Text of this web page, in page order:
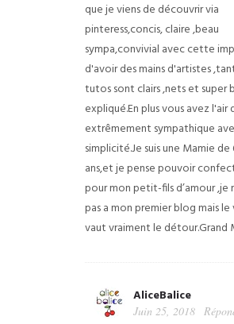
que je viens de découvrir via
pinteress,concis, claire ,beau
sympa,convivial avec cette
d'avoir des mains d'artistes
tutos sont clairs ,nets et super
expliqué.En plus vous avez l'air
extrêmement sympathique
simplicité.Je suis une Mamie de
ans,et je pense pouvoir
pour mon petit-fils d’amour ,je
pas a mon premier blog mais
vaut vraiment le détour.Grand
AliceBalice
Juin 25, 2018